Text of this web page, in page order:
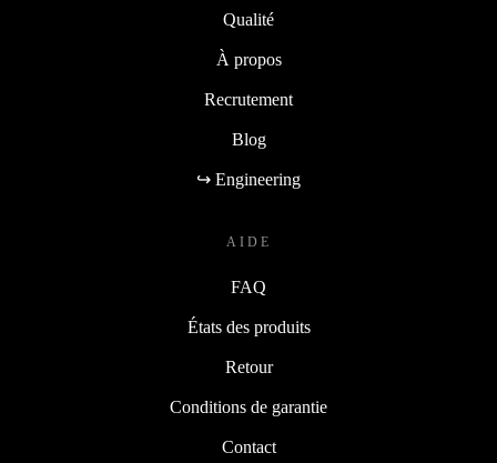
Qualité
À propos
Recrutement
Blog
↪ Engineering
AIDE
FAQ
États des produits
Retour
Conditions de garantie
Contact